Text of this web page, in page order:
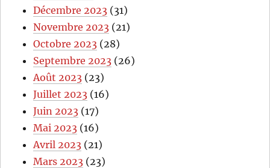
Décembre 2023 (31)
Novembre 2023 (21)
Octobre 2023 (28)
Septembre 2023 (26)
Août 2023 (23)
Juillet 2023 (16)
Juin 2023 (17)
Mai 2023 (16)
Avril 2023 (21)
Mars 2023 (23)